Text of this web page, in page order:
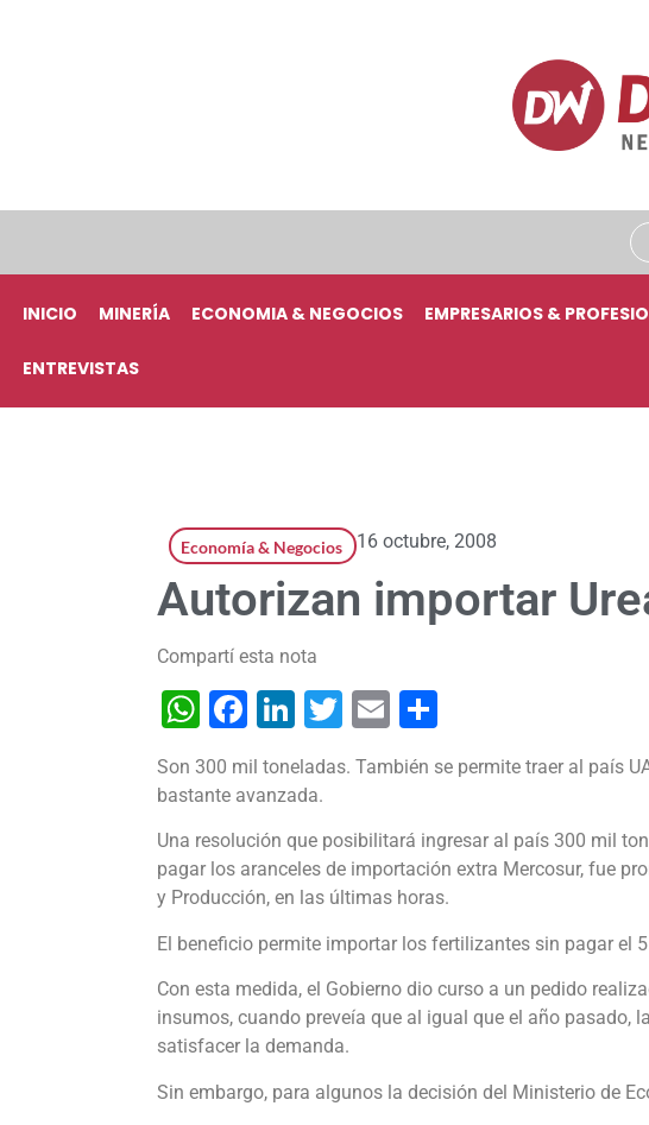
INICIO MINERÍA ECONOMIA & NEGOCIOS EMPRESARIOS &
ENTREVISTAS
Economía & Negocios 16 octubre, 2008
Autorizan importar
Compartí esta nota
WhatsApp
Facebook
LinkedIn
Twitter
Email
Son 300 mil toneladas. También se permite traer al país
bastante avanzada.
Una resolución que posibilitará ingresar al país 300 mil
pagar los aranceles de importación extra Mercosur, fue
y Producción, en las últimas horas.
El beneficio permite importar los fertilizantes sin pagar el
Con esta medida, el Gobierno dio curso a un pedido
insumos, cuando preveía que al igual que el año pasado,
satisfacer la demanda.
Sin embargo, para algunos la decisión del Ministerio de